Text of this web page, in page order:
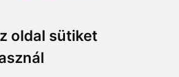
oldal sütiket
from HUF12,640